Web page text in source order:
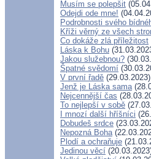
Musím se polepšit
Odejdi ode mne!
Podrobnosti svého
Kříži věrný ze všech
Co dokáže zlá příležitost
Láska k Bohu
Jakou služebnou?
Špatné svědomí
V první řadě (29.03.2023)
Jenž je Láska sama
Nejcennější čas
To nejlepší v sobě
I mnozí další hříšníci
Dobudeš srdce
Nepozná Boha
Plodí a ochraňuje
Jedinou věcí